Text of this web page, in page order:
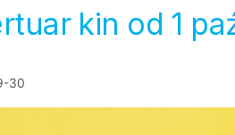
kin od 1
30